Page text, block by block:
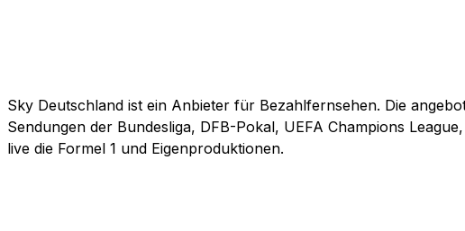
Sky Deutschland ist ein Anbieter für Bezahlfernsehen. Die
Sendungen der Bundesliga, DFB-Pokal, UEFA Champions
live die Formel 1 und Eigenproduktionen.